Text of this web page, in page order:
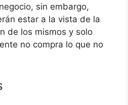
sin embargo,
estar a la vista de la
de los mismos y solo
no compra lo que no